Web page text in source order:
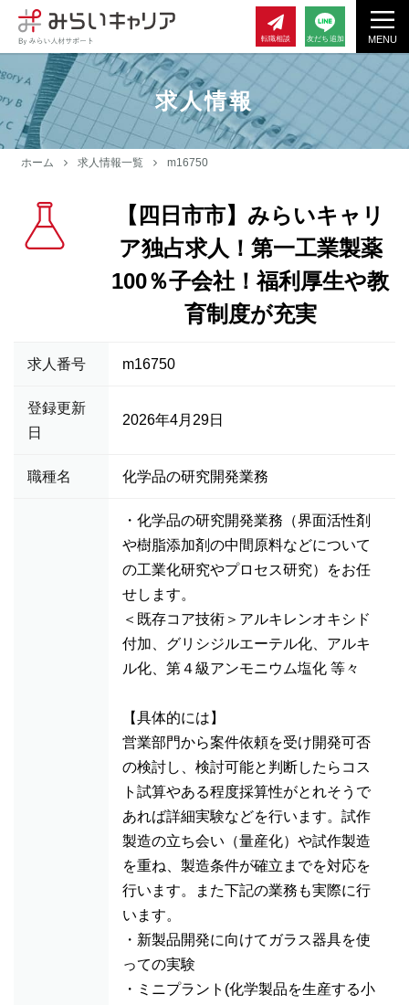
MENU
転職相談 友だち追加
求人情報
ホーム 求人情報一覧 m16750
【四日市市】みらいキャリ
ア独占求人！第一工業製薬
100％子会社！福利厚生や教
育制度が充実
求人番号 m16750
登録更新
日
2026年4月29日
職種名 化学品の研究開発業務
・化学品の研究開発業務（界面活性剤
や樹脂添加剤の中間原料などについて
の工業化研究やプロセス研究）をお任
せします。
＜既存コア技術＞アルキレンオキシド
付加、グリシジルエーテル化、アルキ
ル化、第４級アンモニウム塩化 等々
【具体的には】
営業部門から案件依頼を受け開発可否
の検討し、検討可能と判断したらコス
ト試算やある程度採算性がとれそうで
あれば詳細実験などを行います。試作
製造の立ち会い（量産化）や試作製造
を重ね、製造条件が確立までを対応を
行います。また下記の業務も実際に行
います。
・新製品開発に向けてガラス器具を使
っての実験
・ミニプラント(化学製品を生産する小